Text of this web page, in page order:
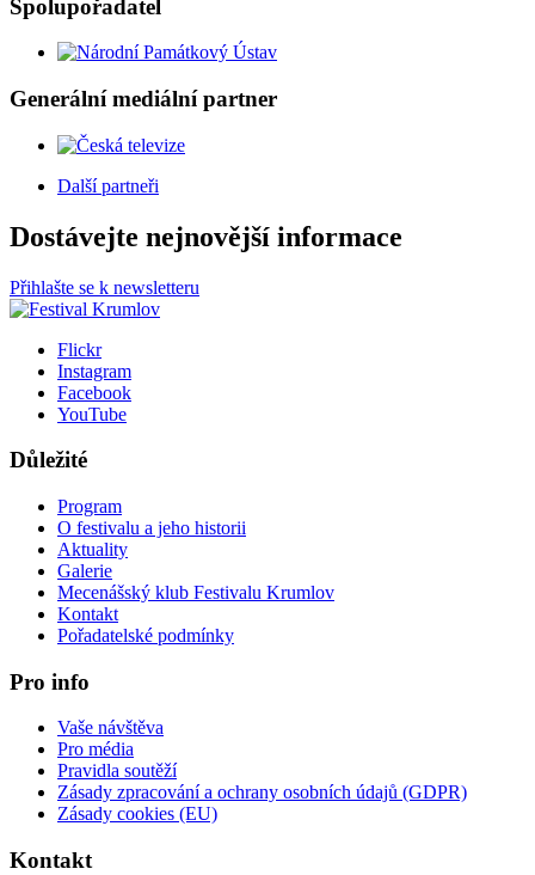
Spolupořadatel
Generální mediální partner
Další partneři
Dostávejte nejnovější informace
Přihlašte se k newsletteru
Flickr
Instagram
Facebook
YouTube
Důležité
Program
O festivalu a jeho historii
Aktuality
Galerie
Mecenášský klub Festivalu Krumlov
Kontakt
Pořadatelské podmínky
Pro info
Vaše návštěva
Pro média
Pravidla soutěží
Zásady zpracování a ochrany osobních údajů (GDPR)
Zásady cookies (EU)
Kontakt